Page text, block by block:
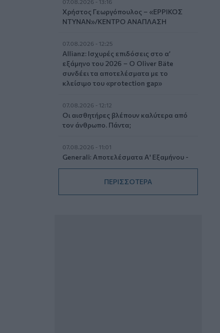
07.08.2026 - 13:16
Χρήστος Γεωργόπουλος – «ΕΡΡΙΚΟΣ
ΝΤΥΝΑΝ»/ΚΕΝΤΡΟ ΑΝΑΠΛΑΣΗ
07.08.2026 - 12:25
Allianz: Ισχυρές επιδόσεις στο α’
εξάμηνο του 2026 – Ο Oliver Bäte
συνδέει τα αποτελέσματα με το
κλείσιμο του «protection gap»
07.08.2026 - 12:12
Οι αισθητήρες βλέπουν καλύτερα από
τον άνθρωπο. Πάντα;
07.08.2026 - 11:01
Generali: Αποτελέσματα Α' Εξαμήνου -
Εξαιρετική ανάπτυξη στα Λειτουργικά
Αποτελέσματα με συμβολή από όλες
τις επιχειρηματικές δραστηριότητες
ΠΕΡΙΣΣΟΤΕΡΑ